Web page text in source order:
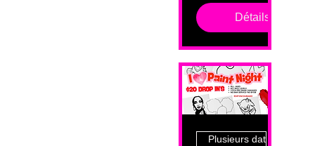
Détails
Plusieurs dates